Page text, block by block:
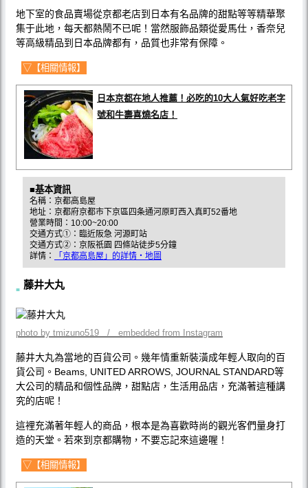
地下室的食品賣場從京都老店到日本有名品牌的甜點等等精華聚
集于此地，每天都熱鬧不已呢！當然服飾品類從愛馬仕，香奈兒
等高級精品到日本品牌都有，品質也非常有保障。
▽【相關情報】
日本京都在地人推薦！必吃的10大人氣好吃老字
號和牛壽喜燒名店！
■基本資訊
名稱：京都高島屋
地址：京都府京都市下京區四条通河原町西入真町52番地
營業時間：10:00~20:00
交通方式①：臨近阪急 河源町站
交通方式②：京阪祇園 四條站徒步5分鐘
詳情：
「京都高島屋」的詳情・地圖
藤井大丸
photo by tmizuno519 / embedded from Instagram
藤井大丸為當地的百貨公司。幾年情重新裝潢成年輕人取向的百
貨公司。Beams, UNITED ARROWS, JOURNAL STANDARD等
大公司的精品和個性品牌，甜點店，生活用品店，充滿著這種講
究的店呢！
這裡充滿著年輕人的商品，根本是為喜歡時尚的觀光客們量身打
造的天堂。若來到京都購物，不要忘記來這邊喔！
▽【相關情報】